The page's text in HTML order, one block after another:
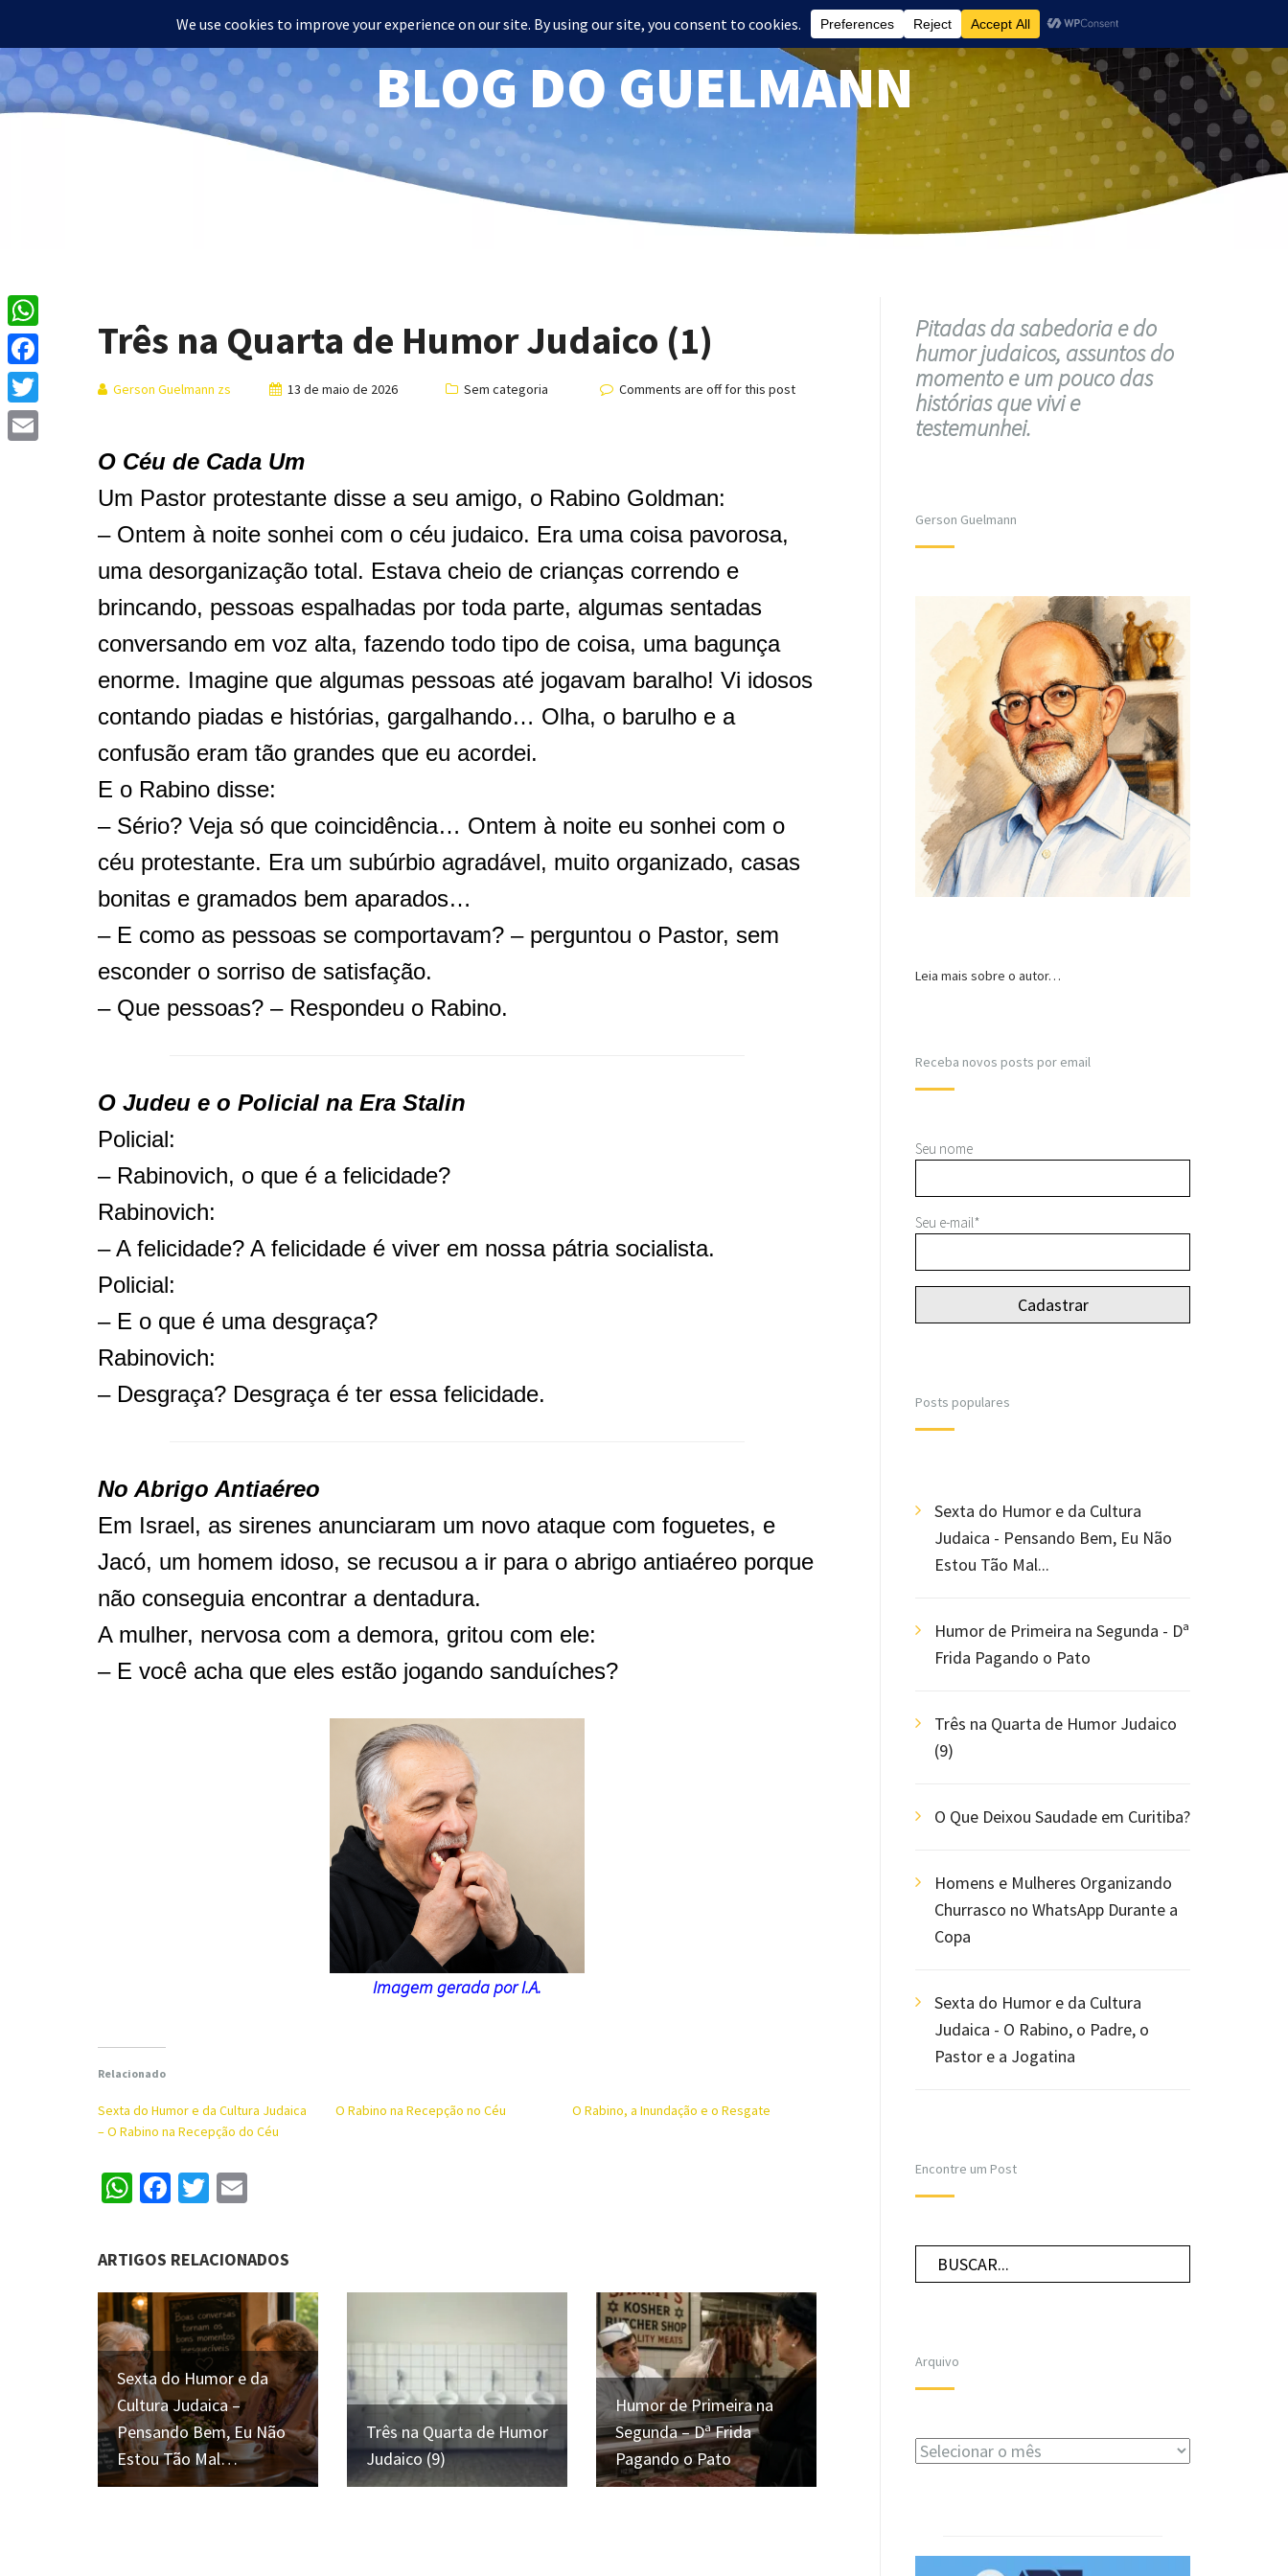
BLOG DO GUELMANN
Três na Quarta de Humor Judaico (1)
Gerson Guelmann zs 13 de maio de 2026 Sem categoria Comments are off for this post
O Céu de Cada Um
Um Pastor protestante disse a seu amigo, o Rabino Goldman:
– Ontem à noite sonhei com o céu judaico. Era uma coisa pavorosa,
uma desorganização total. Estava cheio de crianças correndo e
brincando, pessoas espalhadas por toda parte, algumas sentadas
conversando em voz alta, fazendo todo tipo de coisa, uma bagunça
enorme. Imagine que algumas pessoas até jogavam baralho! Vi idosos
contando piadas e histórias, gargalhando… Olha, o barulho e a
confusão eram tão grandes que eu acordei.
E o Rabino disse:
– Sério? Veja só que coincidência… Ontem à noite eu sonhei com o
céu protestante. Era um subúrbio agradável, muito organizado, casas
bonitas e gramados bem aparados…
– E como as pessoas se comportavam? – perguntou o Pastor, sem
esconder o sorriso de satisfação.
– Que pessoas? – Respondeu o Rabino.
O Judeu e o Policial na Era Stalin
Policial:
– Rabinovich, o que é a felicidade?
Rabinovich:
– A felicidade? A felicidade é viver em nossa pátria socialista.
Policial:
– E o que é uma desgraça?
Rabinovich:
– Desgraça? Desgraça é ter essa felicidade.
No Abrigo Antiaéreo
Em Israel, as sirenes anunciaram um novo ataque com foguetes, e
Jacó, um homem idoso, se recusou a ir para o abrigo antiaéreo porque
não conseguia encontrar a dentadura.
A mulher, nervosa com a demora, gritou com ele:
– E você acha que eles estão jogando sanduíches?
Imagem gerada por I.A.
Relacionado
Sexta do Humor e da Cultura Judaica
– O Rabino na Recepção do Céu
O Rabino na Recepção no Céu O Rabino, a Inundação e o Resgate
WhatsApp
Facebook
Twitter
ARTIGOS RELACIONADOS
Sexta do Humor e da
Cultura Judaica –
Pensando Bem, Eu Não
Estou Tão Mal…
Três na Quarta de Humor
Judaico (9)
Humor de Primeira na
Segunda – Dª Frida
Pagando o Pato
Pitadas da sabedoria e do
humor judaicos, assuntos do
momento e um pouco das
histórias que vivi e
testemunhei.
Gerson Guelmann
Leia mais sobre o autor…
Receba novos posts por email
Seu nome
Seu e-mail*
Posts populares
Sexta do Humor e da Cultura
Judaica - Pensando Bem, Eu Não
Estou Tão Mal...
Humor de Primeira na Segunda - Dª
Frida Pagando o Pato
Três na Quarta de Humor Judaico
(9)
O Que Deixou Saudade em Curitiba?
Homens e Mulheres Organizando
Churrasco no WhatsApp Durante a
Copa
Sexta do Humor e da Cultura
Judaica - O Rabino, o Padre, o
Pastor e a Jogatina
Encontre um Post
Arquivo
Arquivo
WhatsApp
Facebook
Twitter